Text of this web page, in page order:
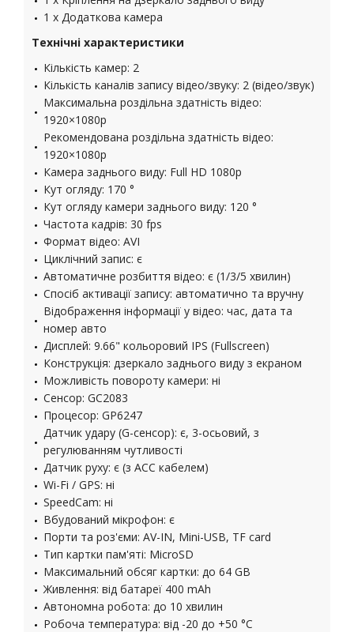
1 x Додаткова камера
Технічні характеристики
Кількість камер: 2
Кількість каналів запису відео/звуку: 2 (відео/звук)
Максимальна роздільна здатність відео:
1920×1080p
Рекомендована роздільна здатність відео:
1920×1080p
Камера заднього виду: Full HD 1080p
Кут огляду: 170 °
Кут огляду камери заднього виду: 120 °
Частота кадрів: 30 fps
Формат відео: AVI
Циклічний запис: є
Автоматичне розбиття відео: є (1/3/5 хвилин)
Спосіб активації запису: автоматично та вручну
Відображення інформації у відео: час, дата та
номер авто
Дисплей: 9.66" кольоровий IPS (Fullscreen)
Конструкція: дзеркало заднього виду з екраном
Можливість повороту камери: ні
Сенсор: GC2083
Процесор: GP6247
Датчик удару (G-сенсор): є, 3-осьовий, з
регулюванням чутливості
Датчик руху: є (з ACC кабелем)
Wi-Fi / GPS: ні
SpeedCam: ні
Вбудований мікрофон: є
Порти та роз'єми: AV-IN, Mini-USB, TF card
Тип картки пам'яті: MicroSD
Максимальний обсяг картки: до 64 GB
Живлення: від батареї 400 mAh
Автономна робота: до 10 хвилин
Робоча температура: від -20 до +50 °C